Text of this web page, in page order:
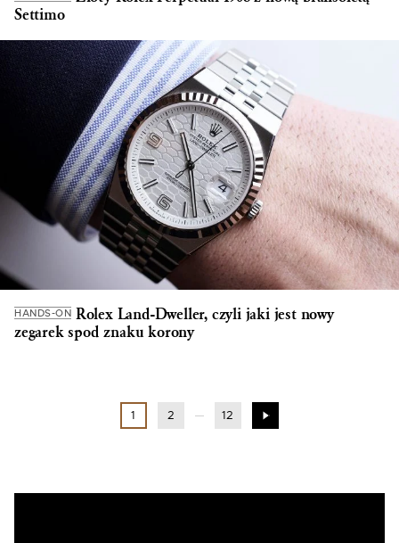
Settimo
HANDS-ON Rolex Land-Dweller, czyli jaki jest nowy
zegarek spod znaku korony
1 2 12